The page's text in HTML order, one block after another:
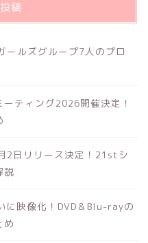
稿
ールズグループ7人のプロ
ティング2026開催決定！
2日リリース決定！21stシ
説
に映像化！DVD＆Blu-rayの
め